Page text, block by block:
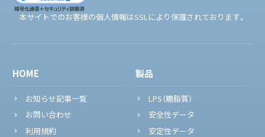
本サイトでのお客様の個人情報はSSLにより保護されております。
HOME
お知らせ記事一覧
お問い合わせ
利用規約
製品
LPS（糖脂質）
安全性データ
安定性データ